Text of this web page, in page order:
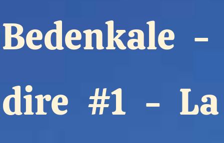
Partenaires
Crédits
Actions
Bedenkale
dire #1 -